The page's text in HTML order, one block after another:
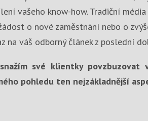
vašeho know-how. Tradiční
o nové zaměstnání nebo o
na váš odborný článek z poslední
své klientky
pohledu ten nejzákladnější